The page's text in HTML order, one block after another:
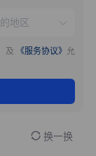
及 《服务协议》 允
换一换